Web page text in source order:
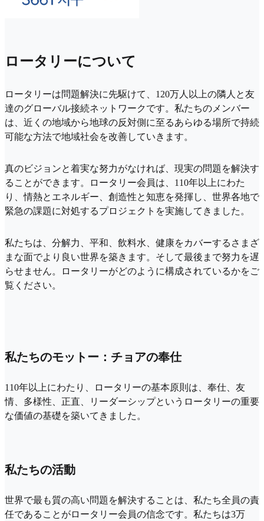
ロータリーについて
ロータリーは問題解決に先駆けて、120万人以上の隣人と友
達のグローバル接続ネットワークです。私たちのメンバー
は、近くの地域から地球の反対側に至るあらゆる場所で持続
可能な方法で地域社会を改善していきます。
真のビジョンと着実な努力がなければ、現実の問題を解決す
ることができます。ロータリー会員は、110年以上にわた
り、情熱とエネルギー、創造性と知恵を発揮し、世界各地で
緊急の課題に対処するプロジェクトを実施してきました。
私たちは、分解力、平和、飲料水、健康をカバーするさまざ
まな面でより良い世界を築きます。そして最後まで努力を遅
らせません。ロータリーがどのように構成されているかをご
覧ください。
私たちのモットー：チョアの奉仕
110年以上にわたり、ロータリーの基本原則は、奉仕、友
情、多様性、正直、リーダーシップというロータリーの重要
な価値の基礎を築いてきました。
私たちの活動
世界で最も質の高い問題を解決することは、私たち全員の責
任であることがロータリー会員の信念です。私たちは3万